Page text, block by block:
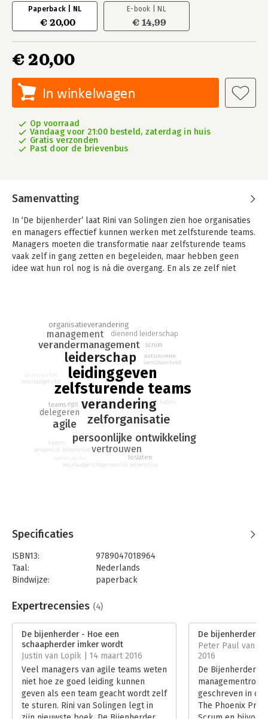
Paperback | NL
€ 20,00
E-book | NL
€ 14,99
€ 20,00
In winkelwagen
Op voorraad
Vandaag voor 21:00 besteld, zaterdag in huis
Gratis verzonden
Past door de brievenbus
Samenvatting
In ‘De bijenherder’ laat Rini van Solingen zien hoe organisaties
en managers effectief kunnen werken met zelfsturende teams.
Managers moeten die transformatie naar zelfsturende teams
vaak zelf in gang zetten en begeleiden, maar hebben geen
idee wat hun rol nog is ná die overgang. En als ze zelf niet
leidinggevende bij een grote supermarktketen die
overschakelt op zelforganisatie. Mark worstelt met de
transitie, maar krijgt goede raad uit onverwachte hoek. Zijn opa
vertelt over zijn eigen verandering van schaapsherder tot
imker en wat hij daarvan heeft geleerd. De crux is te
‘ontmanagen’ en oude gewoontes afleren. Dit boek vertelt je
leidinggeven
zelfsturende teams
verandering
leiderschap
zelforganisatie
verandermanagement
persoonlijke ontwikkeling
agile
vertrouwen
management
delegeren
organisatieverandering
teams
dienend leiderschap
autonomie
wendbaarheid
scrum
loslaten
ego
persoonlijk leiderschap
resultaatgericht
kaders
persoonlijk leiderschap
resultaatgericht
kaders
Specificaties
ISBN13:
9789047018964
Taal:
Nederlands
Bindwijze:
paperback
Uitgever:
Atlas-Contact
Verschijningsdatum:
Hoofdrubriek: Economie
Expertrecensies (4)
De bijenherder - Hoe een
schaapherder imker wordt
Justin van Lopik | 14 maart 2016
Veel managers van agile teams weten
niet hoe ze goed leiding kunnen
geven als een team geacht wordt zelf
te sturen. Rini van Solingen legt in
De bijenherder
Peter Paul van
2016
De Bijenherder is
geschreven in de
The Phoenix